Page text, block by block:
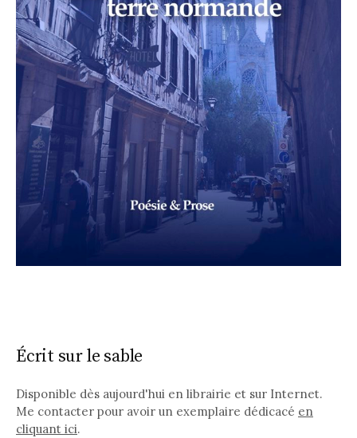
Écrit sur le sable
Disponible dès aujourd'hui en librairie et sur Internet.
Me contacter pour avoir un exemplaire dédicacé en
cliquant ici.